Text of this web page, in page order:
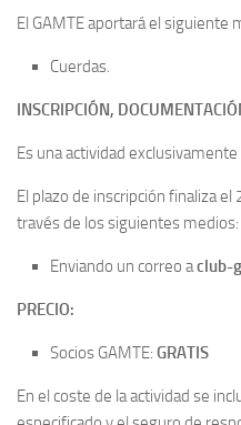
El GAMTE aportará el siguiente
Cuerdas.
INSCRIPCIÓN,
Es una actividad
El plazo de inscripción finaliza
través de los siguientes medios:
Enviando un correo aclub-
PRECIO:
Socios GAMTE: GRATIS
En el coste de la actividad se